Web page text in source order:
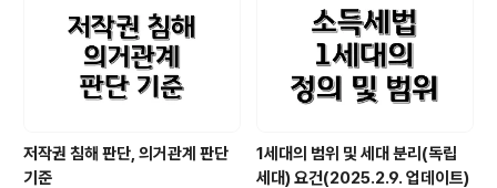
저작권 침해 판단, 의거관계 판단
기준
1세대의 범위 및 세대 분리(독립
세대) 요건(2025.2.9. 업데이트)